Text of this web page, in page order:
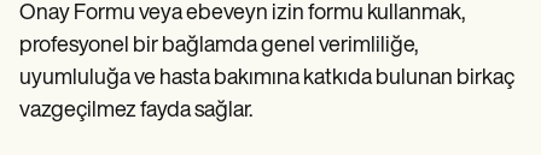
Onay Formu veya ebeveyn izin formu kullanmak,
profesyonel bir bağlamda genel verimliliğe,
uyumluluğa ve hasta bakımına katkıda bulunan birkaç
vazgeçilmez fayda sağlar.